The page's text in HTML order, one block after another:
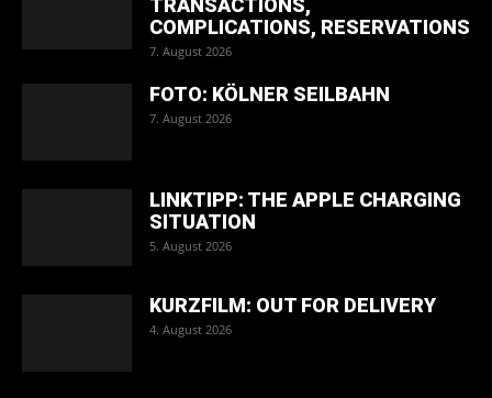
TRANSACTIONS,
COMPLICATIONS, RESERVATIONS
7. August 2026
FOTO: KÖLNER SEILBAHN
7. August 2026
LINKTIPP: THE APPLE CHARGING
SITUATION
5. August 2026
KURZFILM: OUT FOR DELIVERY
4. August 2026